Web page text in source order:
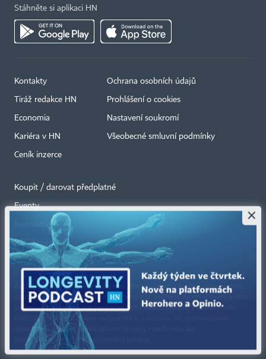
Stáhněte si aplikaci HN
Kontakty
Tiráž redakce HN
Economia
Kariéra v HN
Ceník inzerce
Ochrana osobních údajů
Prohlášení o cookies
Nastavení soukromí
Všeobecné smluvní podmínky
Koupit / darovat předplatné
Eventy
Newslettery
RSS kanály
Autorská práva vykonává vydavatel. Bez písemného svolení vydavatele je
zakázáno jakékoli užití částí nebo celku díla, zejména rozmnožování a šíření
jakýmkoli způsobem, mechanickým nebo elektronickým, v českém nebo
jiném jazyce. Bez souhlasu vydavatele je zakázáno též rozmnožování
obsahu pro účely automatizované analýzy textů nebo dat
podle ustanovení § 39c autorského zákona.
×